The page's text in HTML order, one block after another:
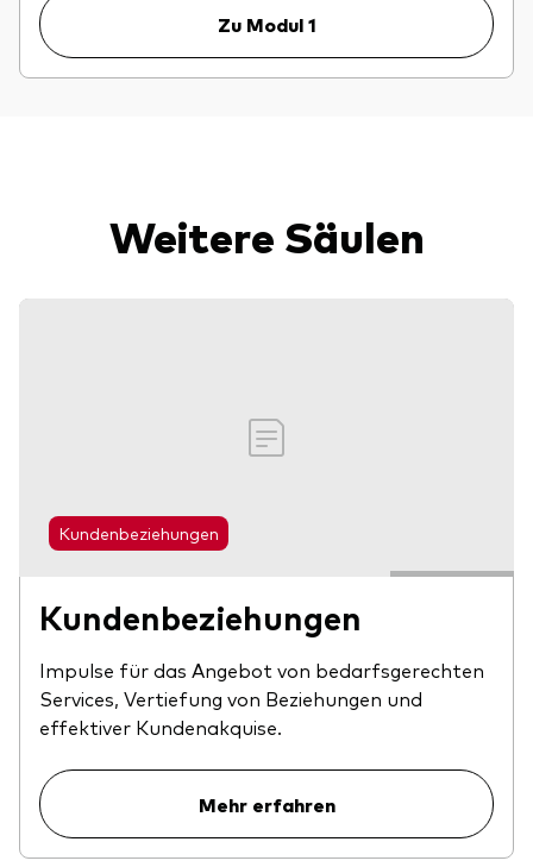
Zurück
Zu Modul 1
Weitere Säulen
Kundenbeziehungen
Kundenbeziehungen
Impulse für das Angebot von bedarfsgerechten
Services, Vertiefung von Beziehungen und
effektiver Kundenakquise.
Mehr erfahren